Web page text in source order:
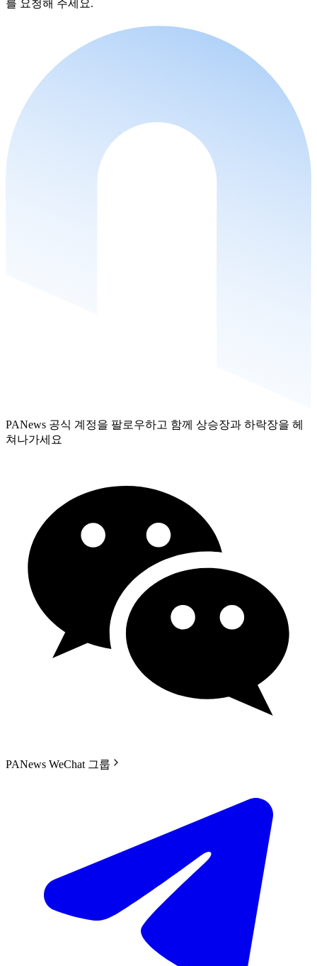
를 요청해 주세요.
PANews 공식 계정을 팔로우하고 함께 상승장과 하락장을 헤
쳐나가세요
PANews WeChat 그룹